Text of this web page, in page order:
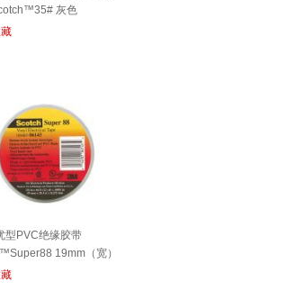
灰色
型PVC绝缘胶带
19mm（宽）